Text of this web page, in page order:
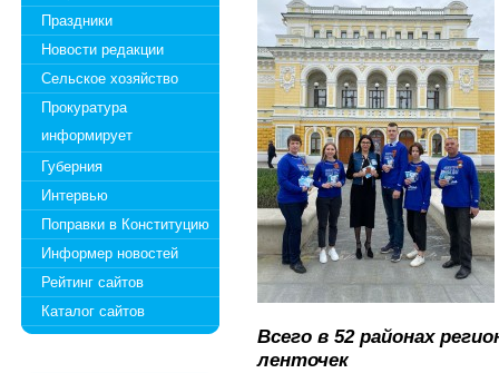
Праздники
Новости редакции
Сельское хозяйство
Прокуратура
информирует
Губерния
Интервью
Поправки в Конституцию
Информер новостей
Рейтинг сайтов
Каталог сайтов
Всего в 52 районах
ленточек